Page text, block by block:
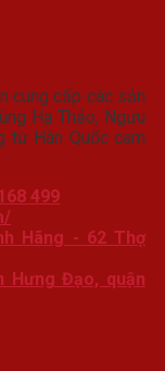
cung cấp các sản
Hạ Thảo, Ngưu
từ Hàn Quốc cam
499
Hãng - 62 Thợ
Hưng Đạo, quận